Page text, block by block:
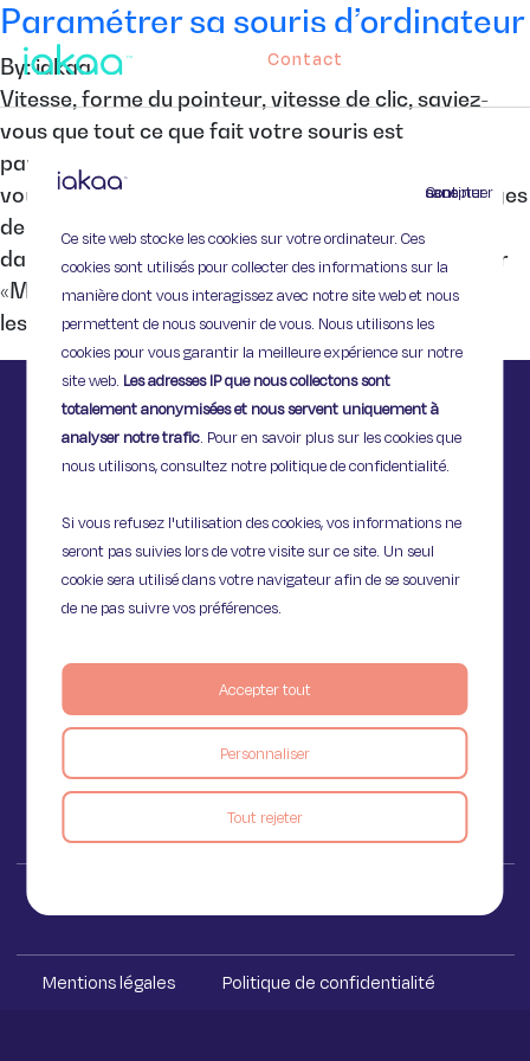
Continuer sans accepter
Ce site web stocke les cookies sur votre ordinateur. Ces
cookies sont utilisés pour collecter des informations sur la
manière dont vous interagissez avec notre site web et nous
permettent de nous souvenir de vous. Nous utilisons les
cookies pour vous garantir la meilleure expérience sur notre
site web. Les adresses IP que nous collectons sont
totalement anonymisées et nous servent uniquement à
analyser notre trafic. Pour en savoir plus sur les cookies que
nous utilisons, consultez notre politique de confidentialité.
Si vous refusez l'utilisation des cookies, vos informations ne
seront pas suivies lors de votre visite sur ce site. Un seul
cookie sera utilisé dans votre navigateur afin de se souvenir
de ne pas suivre vos préférences.
Personnaliser
Tout rejeter
Accepter tout
Contact
Paramétrer sa souris d’ordinateur
By: iakaa
Vitesse, forme du pointeur, vitesse de clic, saviez-
vous que tout ce que fait votre souris est
paramétrable ? Dans la suite de cet article, nous
vous expliquons comment personnaliser les réglages
de votre souris. Configurer sa souris Rendez-vous
dans votre panneau de configuration et cliquez sur
«Matériel et audio» puis « Souris » : Vous découvrez
les propriétés […]
75009 Paris
Voir le blog
Mentions légales Politique de confidentialité